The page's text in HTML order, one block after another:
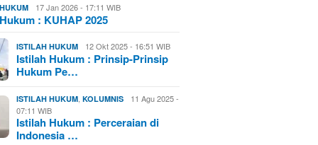
17 Jan 2026 - 17:11 WIB
: KUHAP 2025
ISTILAH HUKUM 12 Okt 2025 - 16:51 WIB
Istilah Hukum : Prinsip-Prinsip
Hukum Pe…
ISTILAH HUKUM ,KOLUMNIS
11 Agu 2025 -
07:11 WIB
Istilah Hukum : Perceraian di
Indonesia …